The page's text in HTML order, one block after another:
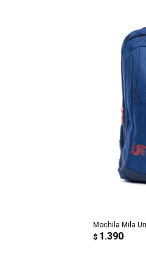
Mochila Mila
$ 1.390